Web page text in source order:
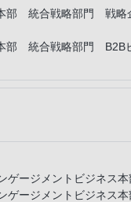
部 統合戦略部門 戦
部 統合戦略部門 B2B
ゲージメントビジネス
ゲージメントビジネス